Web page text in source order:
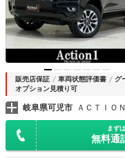
販売店保証 車両状態評価書 グ
オプション見積り可
岐阜県可児市 ＡＣＴＩＯ
まず
無料通